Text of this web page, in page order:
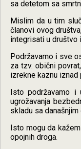
sa detetom sa
Mislim da u tim
članovi ovog
integrisati u društvo
Podržavamo i sve
za tzv. obični
izrekne kaznu
Isto podržavamo i
ugrožavanja
skladu sa
Isto mogu da
opojnih droga.